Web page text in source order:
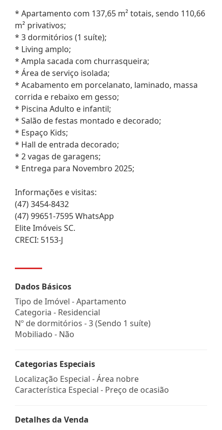
* Apartamento com 137,65 m² totais, sendo 110,66
m² privativos;
* 3 dormitórios (1 suíte);
* Living amplo;
* Ampla sacada com churrasqueira;
* Área de serviço isolada;
* Acabamento em porcelanato, laminado, massa
corrida e rebaixo em gesso;
* Piscina Adulto e infantil;
* Salão de festas montado e decorado;
* Espaço Kids;
* Hall de entrada decorado;
* 2 vagas de garagens;
* Entrega para Novembro 2025;
Informações e visitas:
(47) 3454-8432
(47) 99651-7595 WhatsApp
Elite Imóveis SC.
CRECI: 5153-J
Dados Básicos
Tipo de Imóvel - Apartamento
Categoria - Residencial
Nº de dormitórios - 3 (Sendo 1 suíte)
Mobiliado - Não
Categorias Especiais
Localização Especial - Área nobre
Característica Especial - Preço de ocasião
Detalhes da Venda